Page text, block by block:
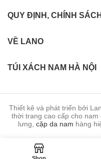
QUY ĐỊNH, CHÍNH SÁCH
VỀ LANO
TÚI XÁCH NAM HÀ NỘI
Thiết kê và phát triển bởi
thời trang cao cấp cho nam
lưng, cặp da nam hàng